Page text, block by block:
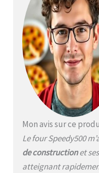
Mon avis sur ce
Le four Speedy500
de constructionet ses
atteignant